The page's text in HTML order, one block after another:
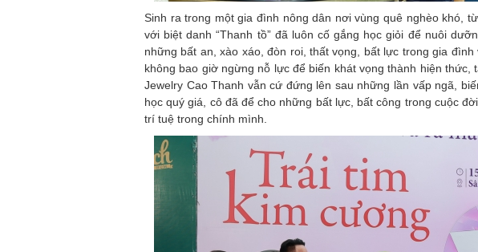
Sinh ra trong một gia đình nông dân nơi vùng quê nghèo khó,
với biệt danh “Thanh tồ” đã luôn cố gắng học giỏi để nuôi
những bất an, xào xáo, đòn roi, thất vọng, bất lực trong gia
không bao giờ ngừng nỗ lực để biến khát vọng thành hiện thức,
Jewelry Cao Thanh vẫn cứ đứng lên sau những lần vấp ngã,
học quý giá, cô đã để cho những bất lực, bất công trong cuộc
trí tuệ trong chính mình.